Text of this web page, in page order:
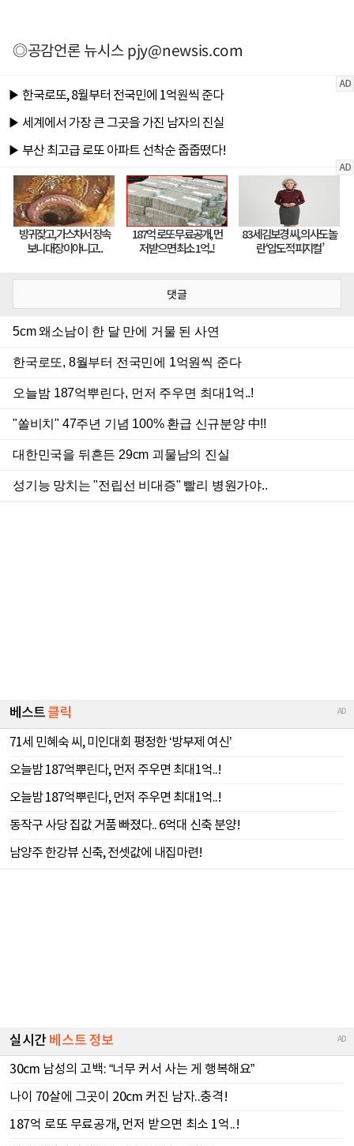
◎공감언론 뉴시스pjy@newsis.com
댓글